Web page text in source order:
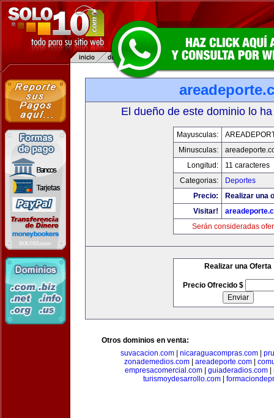
El dueño de este dominio lo
Mayusculas:
Minusculas:
Longitud:
11 caracteres
Categorias:
Deportes
Precio:
Realizar una
Visitar!
Serán consideradas
Realizar una Oferta
Precio Ofrecido $
Otros dominios en venta:
suvacacion.com| nicaraguacompras.com|
zonademedios.com| areadeporte.com|
empresacomercial.com| guiaderadios.com|
turismoydesarrollo.com